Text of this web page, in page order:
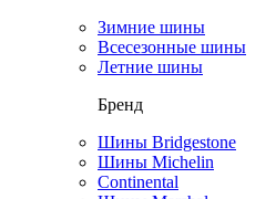
Зимние шины
Всесезонные шины
Летние шины
Бренд
Шины Bridgestone
Шины Michelin
Continental